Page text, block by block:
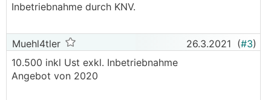
Inbetriebnahme durch KNV.
Muehl4tler 26.3.2021 (#3)
10.500 inkl Ust exkl. Inbetriebnahme
Angebot von 2020